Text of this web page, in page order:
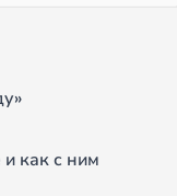
как с ним